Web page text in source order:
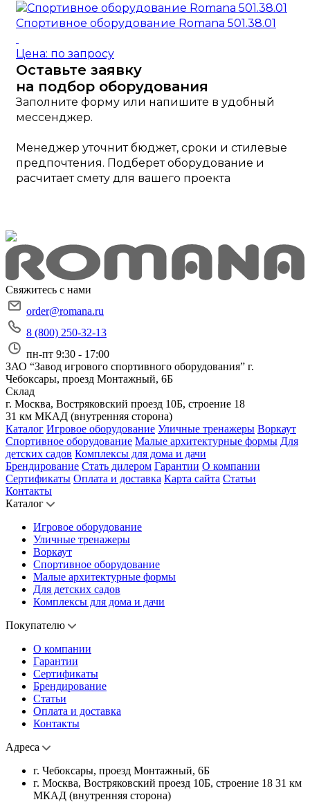
Спортивное оборудование Romana 501.38.01
Цена: по запросу
Оставьте заявку
на подбор оборудования
Заполните форму или напишите в удобный
мессенджер.
Менеджер уточнит бюджет, сроки и стилевые
предпочтения. Подберет оборудование и
расчитает смету для вашего проекта
Свяжитесь с нами
order@romana.ru
8 (800) 250-32-13
пн-пт 9:30 - 17:00
ЗАО “Завод игрового спортивного оборудования” г.
Чебоксары, проезд Монтажный, 6Б
Склад
г. Москва, Востряковский проезд 10Б, строение 18
31 км МКАД (внутренняя сторона)
Каталог Игровое оборудование Уличные тренажеры Воркаут
Спортивное оборудование Малые архитектурные формы Для
детских садов Комплексы для дома и дачи
Брендирование Стать дилером Гарантии О компании
Сертификаты Оплата и доставка Карта сайта Статьи
Контакты
Каталог
Игровое оборудование
Уличные тренажеры
Воркаут
Спортивное оборудование
Малые архитектурные формы
Для детских садов
Комплексы для дома и дачи
Покупателю
О компании
Гарантии
Сертификаты
Брендирование
Статьи
Оплата и доставка
Контакты
Адреса
г. Чебоксары, проезд Монтажный, 6Б
г. Москва, Востряковский проезд 10Б, строение 18 31 км
МКАД (внутренняя сторона)